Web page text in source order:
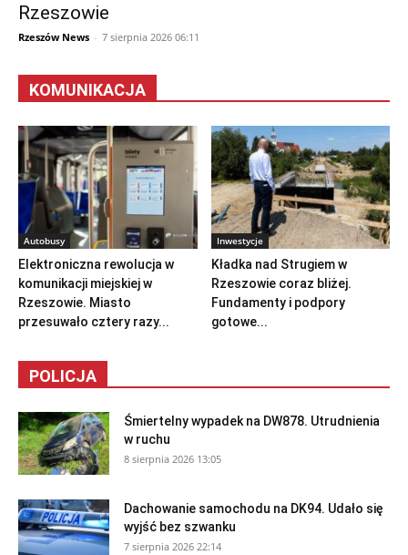
Rzeszowie
Rzeszów News - 7 sierpnia 2026 06:11
KOMUNIKACJA
Autobusy
Elektroniczna rewolucja w
komunikacji miejskiej w
Rzeszowie. Miasto
przesuwało cztery razy...
Inwestycje
Kładka nad Strugiem w
Rzeszowie coraz bliżej.
Fundamenty i podpory
gotowe...
POLICJA
Śmiertelny wypadek na DW878. Utrudnienia
w ruchu
8 sierpnia 2026 13:05
Dachowanie samochodu na DK94. Udało się
wyjść bez szwanku
7 sierpnia 2026 22:14